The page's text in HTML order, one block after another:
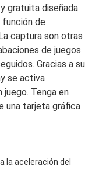
gratuita diseñada
función de
captura son otras
de juegos
Gracias a su
se activa
Tenga en
una tarjeta gráfica
la aceleración del